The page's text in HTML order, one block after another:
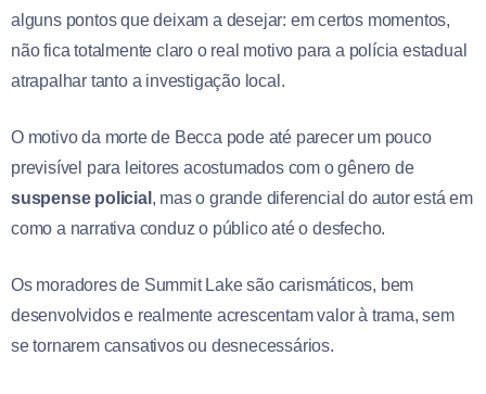
alguns pontos que deixam a desejar: em certos momentos,
não fica totalmente claro o real motivo para a polícia estadual
atrapalhar tanto a investigação local.
O motivo da morte de Becca pode até parecer um pouco
previsível para leitores acostumados com o gênero de
suspense policial , mas o grande diferencial do autor está em
como a narrativa conduz o público até o desfecho.
Os moradores de Summit Lake são carismáticos, bem
desenvolvidos e realmente acrescentam valor à trama, sem
se tornarem cansativos ou desnecessários.